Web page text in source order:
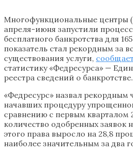
Многофункциональные центры
апреля-июня запустили
бесплатного банкротства для
показатель стал рекордным за
существования услуги, сообщает
статистику «Федресурса» —
реестра сведений о банкротстве.
«Федресурс» назвал рекордным
начавших процедуру
сравнению с первым кварталом
количество одобренных заявок
этого права выросло на 28,8
наиболее значительным за два